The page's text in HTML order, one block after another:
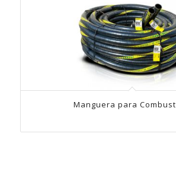
Manguera para